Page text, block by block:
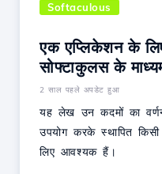
Softaculous
एक एप्लिकेशन के
सोफ्टाकुलस के
2 साल पहले अपडेट हुआ
यह लेख उन कदमों का
उपयोग करके स्थापित
लिए आवश्यक हैं।